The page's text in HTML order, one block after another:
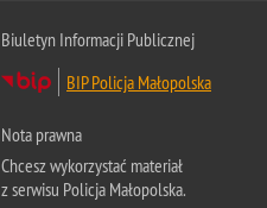
Biuletyn Informacji Publicznej
BIP Policja Małopolska
Nota prawna
Chcesz wykorzystać materiał
z serwisu Policja Małopolska.